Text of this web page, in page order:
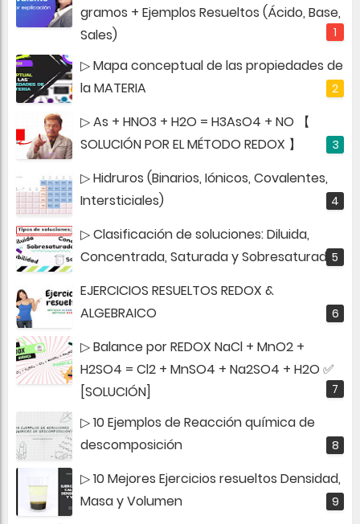
gramos + Ejemplos Resueltos (Ácido, Base,
Sales)
▷ Mapa conceptual de las propiedades de
la MATERIA
▷ As + HNO3 + H2O = H3AsO4 + NO 【
SOLUCIÓN POR EL MÉTODO REDOX 】
▷ Hidruros (Binarios, Iónicos, Covalentes,
Intersticiales)
▷ Clasificación de soluciones: Diluida,
Concentrada, Saturada y Sobresaturada
EJERCICIOS RESUELTOS REDOX &
ALGEBRAICO
▷ Balance por REDOX NaCl + MnO2 +
H2SO4 = Cl2 + MnSO4 + Na2SO4 + H2O ✅
[SOLUCIÓN]
▷ 10 Ejemplos de Reacción química de
descomposición
▷ 10 Mejores Ejercicios resueltos Densidad,
Masa y Volumen